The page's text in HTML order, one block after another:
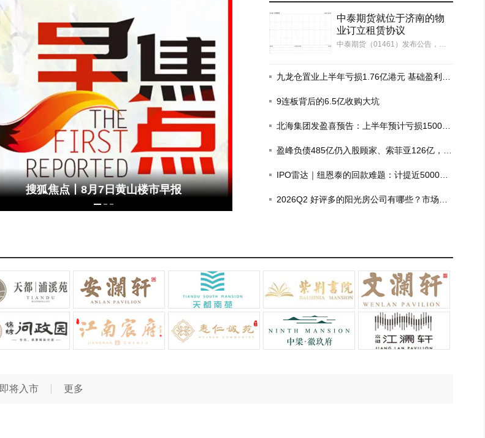
搜狐焦点丨8月7日黄山楼市早报
中泰期货就位于济南的物
业订立租赁协议
中泰期货（01461）发布公告，于2
汇融资本（作为承租人）分别与齐
鲁中泰物业（作为出租人）订立租
由2026年10月…
九龙仓置业上半年亏损1.76亿港元 基础盈利增
9连板背后的6.5亿收购大坑
北海集团发盈喜预告：上半年预计亏损1500
盈峰负债485亿仍入股顾家、索菲亚126亿，这
IPO雷达｜纽恩泰的回款难题：计提近5000万
2026Q2 好评多的阳光房公司有哪些？市场现
即将入市 更多